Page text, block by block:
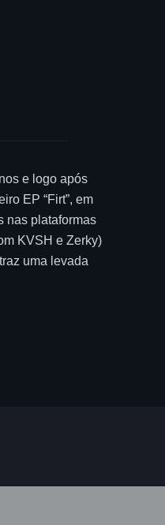
e logo após
EP “Firt”, em
nas plataformas
KVSH e Zerky)
uma levada